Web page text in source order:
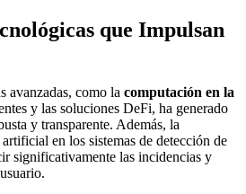
que Impulsan
avanzadas, como la computación en la
y las soluciones DeFi, ha generado
y transparente. Además, la
en los sistemas de detección de
significativamente las incidencias y